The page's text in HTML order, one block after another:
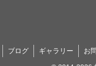
ブログ ギャラリー お